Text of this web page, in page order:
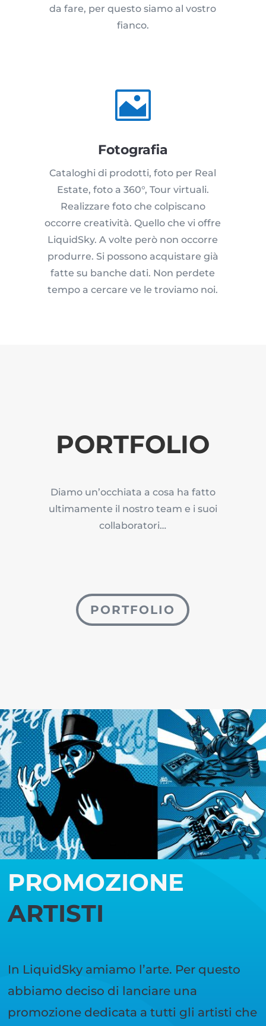
da fare, per questo siamo al vostro
fianco.

Fotografia
Cataloghi di prodotti, foto per Real
Estate, foto a 360°, Tour virtuali.
Realizzare foto che colpiscano
occorre creatività. Quello che vi offre
LiquidSky. A volte però non occorre
produrre. Si possono acquistare già
fatte su banche dati. Non perdete
tempo a cercare ve le troviamo noi.
PORTFOLIO
Diamo un’occhiata a cosa ha fatto
ultimamente il nostro team e i suoi
collaboratori…
PORTFOLIO
PROMOZIONE
ARTISTI
In LiquidSky amiamo l’arte. Per questo
abbiamo deciso di lanciare una
promozione dedicata a tutti gli artisti che